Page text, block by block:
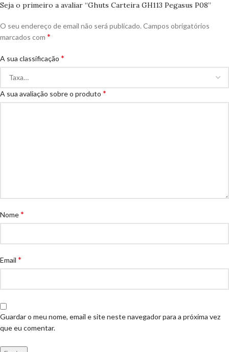
Seja o primeiro a avaliar “Ghuts Carteira GH113 Pegasus P08”
O seu endereço de email não será publicado.Campos obrigatórios
marcados com *
A sua classificação *
A sua avaliação sobre o produto *
Nome*
Email *
Guardar o meu nome, email e site neste navegador para a próxima vez
que eu comentar.